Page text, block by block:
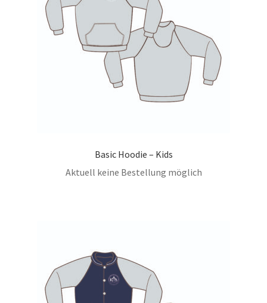
Basic Hoodie – Kids
Aktuell keine Bestellung möglich